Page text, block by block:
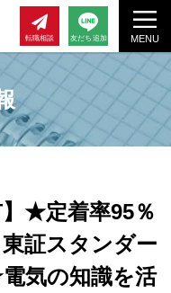
MENU
転職相談 友だち追加
】★定着率95％
証スタンダー
気の知識を活